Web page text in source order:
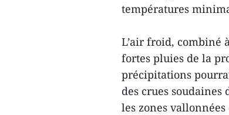
températures
L’air froid, combiné
fortes pluies de la
précipitations
des crues soudaines
les zones